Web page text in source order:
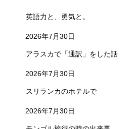
英語力と、勇気と。
2026年7月30日
アラスカで「通訳」をした話
2026年7月30日
スリランカのホテルで
2026年7月30日